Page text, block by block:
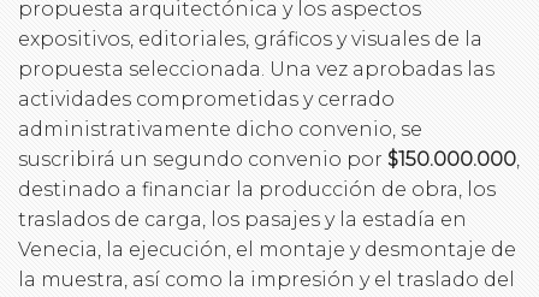
propuesta arquitectónica y los aspectos
expositivos, editoriales, gráficos y visuales de la
propuesta seleccionada. Una vez aprobadas las
actividades comprometidas y cerrado
administrativamente dicho convenio, se
suscribirá un segundo convenio por $150.000.000,
destinado a financiar la producción de obra, los
traslados de carga, los pasajes y la estadía en
Venecia, la ejecución, el montaje y desmontaje de
la muestra, así como la impresión y el traslado del